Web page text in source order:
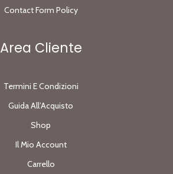
Contact Form Policy
Area Cliente
Termini E Condizioni
Guida All’Acquisto
Shop
Il Mio Account
Carrello